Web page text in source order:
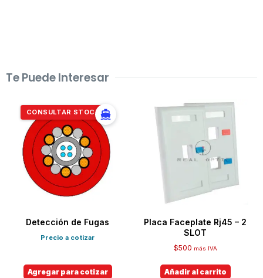
Te Puede Interesar
CONSULTAR STOCK
Detección de Fugas
Precio a cotizar
Agregar para cotizar
Placa Faceplate Rj45 – 2
SLOT
$500 más IVA
Añadir al carrito